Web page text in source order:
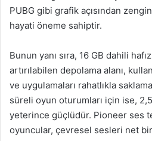
PUBG gibi grafik açısından
hayati öneme sahiptir.
Bunun yanı sıra, 16 GB dahili
artırılabilen depolama alanı,
ve uygulamaları rahatlıkla
süreli oyun oturumları için ise,
yeterince güçlüdür. Pioneer ses
oyuncular, çevresel sesleri net